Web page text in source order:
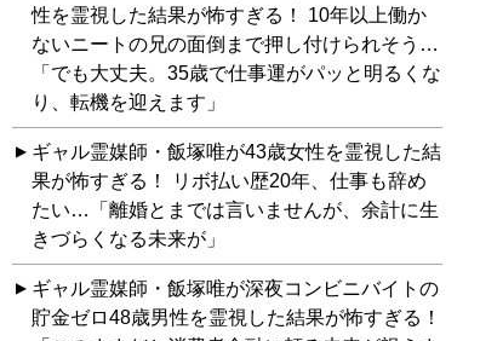
性を霊視した結果が怖すぎる！ 10年以上働か
ないニートの兄の面倒まで押し付けられそう…
「でも大丈夫。35歳で仕事運がパッと明るくな
り、転機を迎えます」
ギャル霊媒師・飯塚唯が43歳女性を霊視した結
果が怖すぎる！ リボ払い歴20年、仕事も辞め
たい…「離婚とまでは言いませんが、余計に生
きづらくなる未来が」
ギャル霊媒師・飯塚唯が深夜コンビニバイトの
貯金ゼロ48歳男性を霊視した結果が怖すぎる！